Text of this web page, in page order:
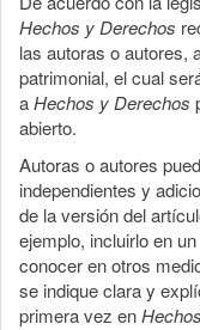
Hechos y Derechos
las autoras o autores,
patrimonial, el cual
aHechos y Derechos
abierto.
Autoras o autores
independientes y
de la versión del
ejemplo, incluirlo en
conocer en otros
se indique clara y
primera vez en